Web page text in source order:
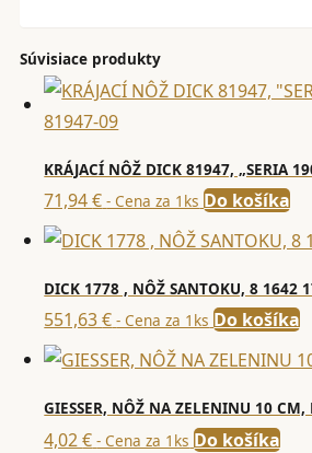
Súvisiace produkty
KRÁJACÍ NÔŽ DICK 81947, „SERIA
71,94€ - Cena za 1ks Do košíka
DICK 1778 , NÔŽ SANTOKU, 8 1642
551,63€ - Cena za 1ks Do košíka
GIESSER, NÔŽ NA ZELENINU 10 CM,
4,02€ - Cena za 1ks Do košíka